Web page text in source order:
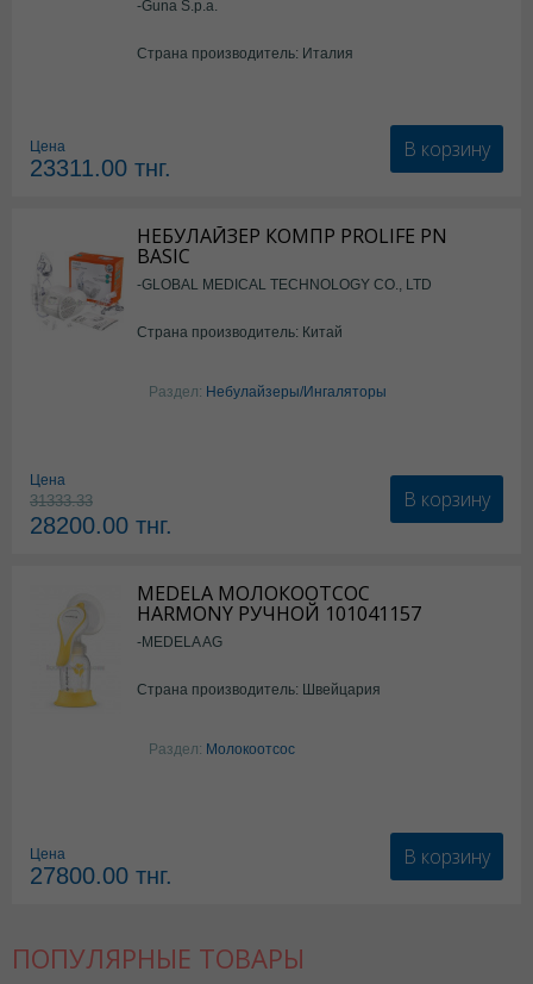
-Guna S.p.a.
Страна производитель: Италия
Цена
23311.00 тнг.
В корзину
НЕБУЛАЙЗЕР КОМПР PROLIFE PN
BASIC
-GLOBAL MEDICAL TECHNOLOGY CO., LTD
Страна производитель: Китай
Раздел: Небулайзеры/Ингаляторы
Цена
31333.33
28200.00 тнг.
В корзину
MEDELA МОЛОКООТСОС
HARMONY РУЧНОЙ 101041157
-MEDELA AG
Страна производитель: Швейцария
Раздел: Молокоотсос
Цена
27800.00 тнг.
В корзину
ПОПУЛЯРНЫЕ ТОВАРЫ